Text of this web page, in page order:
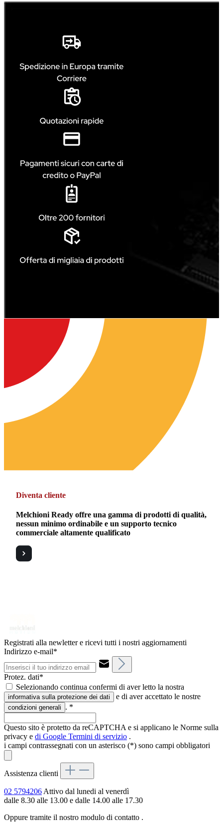
Diventa cliente
Melchioni Ready offre una gamma di prodotti di qualità,
nessun minimo ordinabile e un supporto tecnico
commerciale altamente qualificato
Registrati alla newletter e ricevi tutti i nostri aggiornamenti
Indirizzo e-mail*
Protez. dati*
Selezionando continua confermi di aver letto la nostra
informativa sulla protezione dei dati e di aver accettato le nostre
condizioni generali . *
Questo sito è protetto da reCAPTCHA e si applicano le Norme sulla
privacy e di Google Termini di servizio .
i campi contrassegnati con un asterisco (*) sono campi obbligatori
Assistenza clienti
02 5794206Attivo dal lunedi al venerdì
dalle 8.30 alle 13.00 e dalle 14.00 alle 17.30
Oppure tramite il nostro modulo di contatto .